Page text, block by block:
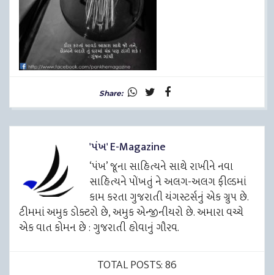
Share:
'પંખ' E-Magazine
‘પંખ’ જૂના સાહિત્યને સાથે રાખીને નવા
સાહિત્યને પોંખતું ને અલગ-અલગ ફીલ્ડમાં
કામ કરતા ગુજરાતી યંગસ્ટર્સનું એક ગ્રુપ છે.
ટીમમાં અમુક ડોક્ટરો છે, અમુક એન્જીનીયરો છે. અમારા વચ્ચે
એક વાત કોમન છે : ગુજરાતી હોવાનું ગૌરવ.
TOTAL POSTS: 86